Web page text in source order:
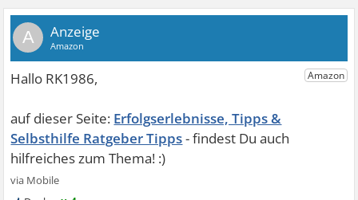
A
Erfolgserlebnisse, Tipps &
Selbsthilfe Ratgeber Tipps